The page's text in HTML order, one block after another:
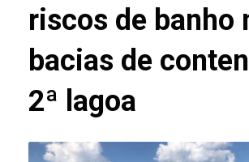
riscos de banho
bacias de
2ª lagoa